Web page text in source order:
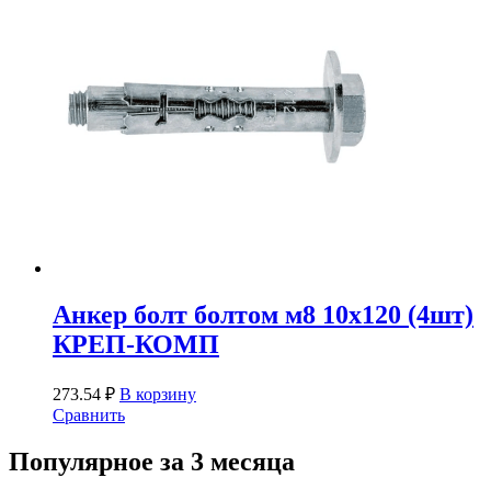
Анкер болт болтом м8 10х120 (4шт)
КРЕП-КОМП
273.54 ₽ В корзину
Сравнить
Популярное за 3 месяца